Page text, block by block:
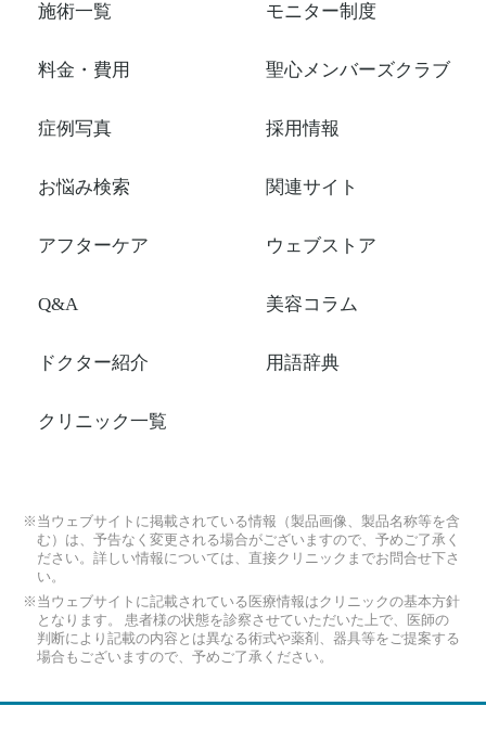
施術一覧
料金・費用
症例写真
お悩み検索
アフターケア
Q&A
ドクター紹介
クリニック一覧
モニター制度
聖心メンバーズクラブ
採用情報
関連サイト
ウェブストア
美容コラム
用語辞典
※当ウェブサイトに掲載されている情報（製品画像、製品名称等を含
む）は、予告なく変更される場合がございますので、予めご了承く
ださい。詳しい情報については、直接クリニックまでお問合せ下さ
い。
※当ウェブサイトに記載されている医療情報はクリニックの基本方針
となります。 患者様の状態を診察させていただいた上で、医師の
判断により記載の内容とは異なる術式や薬剤、器具等をご提案する
場合もございますので、予めご了承ください。